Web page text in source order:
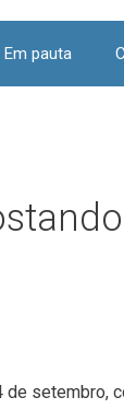
Em pauta
setembro,